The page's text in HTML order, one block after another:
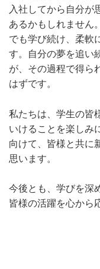
入社してから自分が
あるかもしれません
でも学び続け、柔軟
す。自分の夢を追い
が、その過程で得ら
はずです。
私たちは、学生の皆
いけることを楽しみ
向けて、皆様と共に
思います。
今後とも、学びを深
皆様の活躍を心から